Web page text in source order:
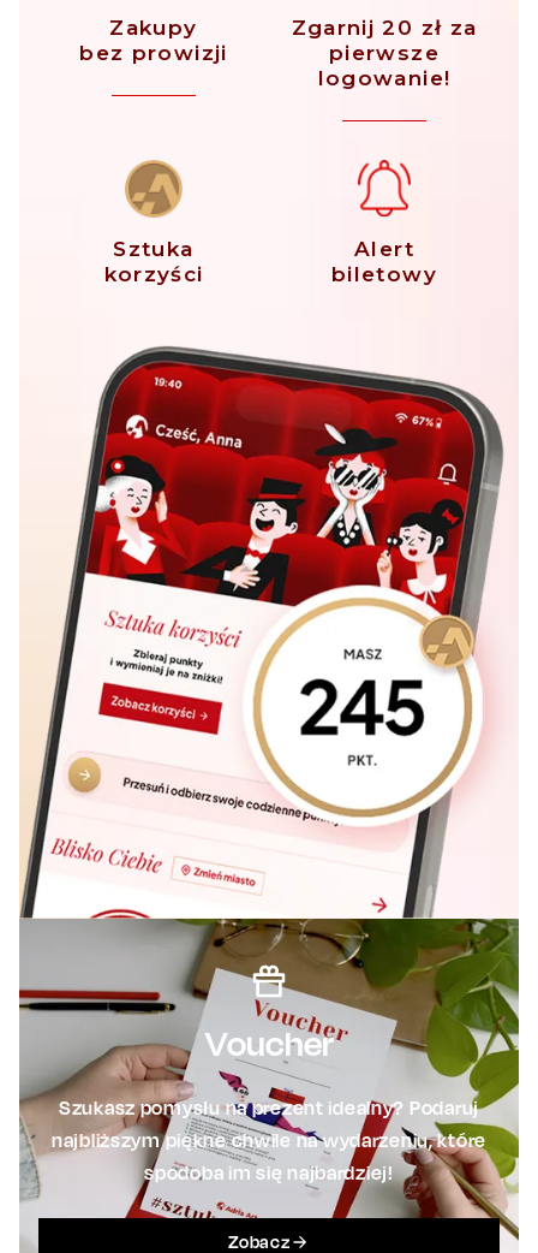
Zakupy
bez prowizji
Zgarnij 20 zł za
pierwsze
logowanie!
Sztuka
korzyści
Alert
biletowy
Voucher
Szukasz pomysłu na prezent idealny? Podaruj
najbliższym piękne chwile na wydarzeniu, które
spodoba im się najbardziej!
Zobacz